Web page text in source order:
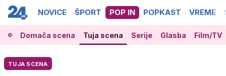
NOVICE ŠPORT POP IN POPKAST VREME
Domača scena Tuja scena Serije Glasba Film/TV
TUJA SCENA